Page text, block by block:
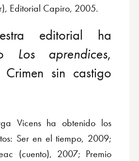
Editorial Capiro, 2005.
editorial ha
Los aprendices,
sin castigo
Vicens ha obtenido los
Ser en el tiempo, 2009;
(cuento), 2007; Premio